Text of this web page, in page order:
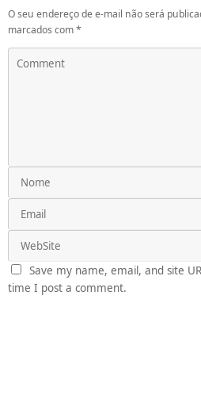
O seu endereço de e-mail não será
marcados com*
Save my name, email, and site
time I post a comment.